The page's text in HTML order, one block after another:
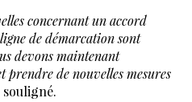
concernant un accord
de démarcation sont
devons maintenant
prendre de nouvelles mesures